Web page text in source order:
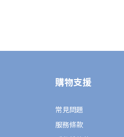
購物支援
常見問題
服務條款